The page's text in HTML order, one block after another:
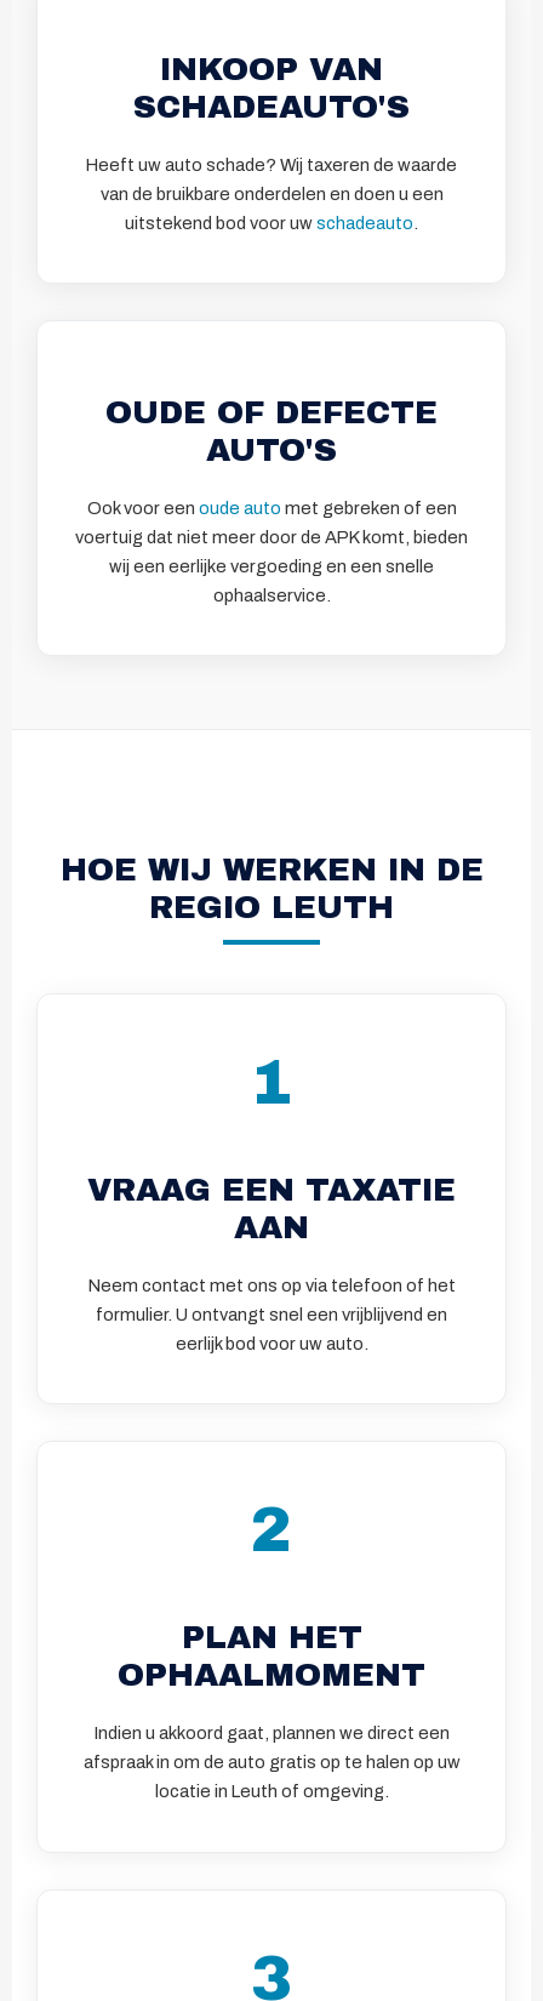
INKOOP VAN
SCHADEAUTO'S
Heeft uw auto schade? Wij taxeren de waarde
van de bruikbare onderdelen en doen u een
uitstekend bod voor uwschadeauto
OUDE OF DEFECTE
AUTO'S
Ook voor een oude auto met gebreken of een
voertuig dat niet meer door de APK komt, bieden
wij een eerlijke vergoeding en een snelle
ophaalservice.
HOE WIJ WERKEN IN DE
REGIO LEUTH
1
VRAAG EEN TAXATIE
AAN
Neem contact met ons op via telefoon of het
formulier. U ontvangt snel een vrijblijvend en
eerlijk bod voor uw auto.
2
PLAN HET
OPHAALMOMENT
Indien u akkoord gaat, plannen we direct een
afspraak in om de auto gratis op te halen op uw
locatie in Leuth of omgeving.
3